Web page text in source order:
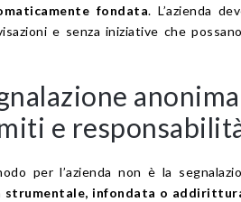
fondata. L’azienda
e senza iniziative che
e
per l’azienda non è la
strumentale, infondata o